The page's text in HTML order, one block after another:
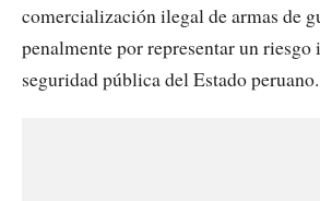
comercialización ilegal de armas de
penalmente por representar un
seguridad pública del Estado peruano.